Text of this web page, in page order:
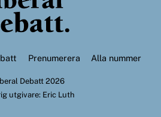
To
Top
Prenumerera Alla nummer
Debatt2026
utgivare: Eric Luth